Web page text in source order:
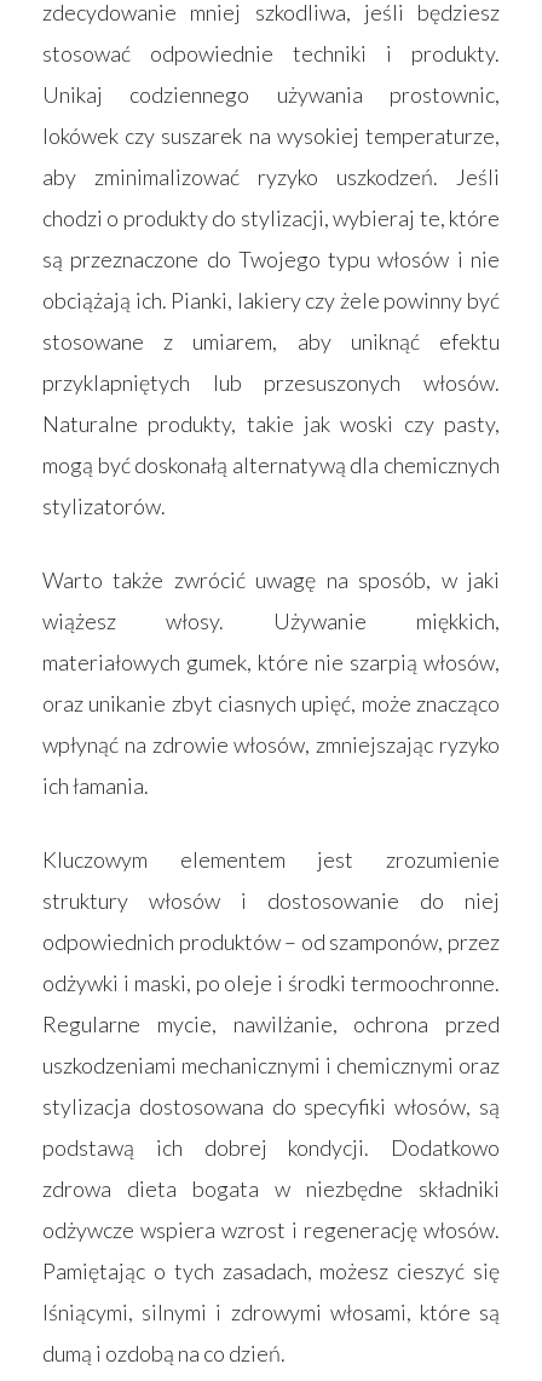
zdecydowanie mniej szkodliwa, jeśli będziesz
stosować odpowiednie techniki i produkty.
Unikaj codziennego używania prostownic,
lokówek czy suszarek na wysokiej temperaturze,
aby zminimalizować ryzyko uszkodzeń. Jeśli
chodzi o produkty do stylizacji, wybieraj te, które
są przeznaczone do Twojego typu włosów i nie
obciążają ich. Pianki, lakiery czy żele powinny być
stosowane z umiarem, aby uniknąć efektu
przyklapniętych lub przesuszonych włosów.
Naturalne produkty, takie jak woski czy pasty,
mogą być doskonałą alternatywą dla chemicznych
stylizatorów.
Warto także zwrócić uwagę na sposób, w jaki
wiążesz włosy. Używanie miękkich,
materiałowych gumek, które nie szarpią włosów,
oraz unikanie zbyt ciasnych upięć, może znacząco
wpłynąć na zdrowie włosów, zmniejszając ryzyko
ich łamania.
Kluczowym elementem jest zrozumienie
struktury włosów i dostosowanie do niej
odpowiednich produktów – od szamponów, przez
odżywki i maski, po oleje i środki termoochronne.
Regularne mycie, nawilżanie, ochrona przed
uszkodzeniami mechanicznymi i chemicznymi oraz
stylizacja dostosowana do specyfiki włosów, są
podstawą ich dobrej kondycji. Dodatkowo
zdrowa dieta bogata w niezbędne składniki
odżywcze wspiera wzrost i regenerację włosów.
Pamiętając o tych zasadach, możesz cieszyć się
lśniącymi, silnymi i zdrowymi włosami, które są
dumą i ozdobą na co dzień.